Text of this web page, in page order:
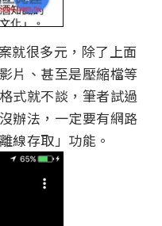
就很多元，除了上面
片、甚至是壓縮檔等
式就不談，筆者試過
辦法，一定要有網路
線存取」功能。